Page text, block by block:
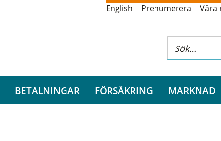
English Prenumerera Våra
BETALNINGAR FÖRSÄKRING MARKNAD